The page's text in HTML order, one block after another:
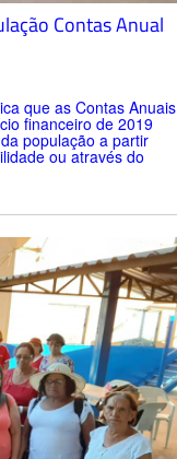
Contas Anual
que as Contas Anuais
financeiro de 2019
população a partir
ou através do